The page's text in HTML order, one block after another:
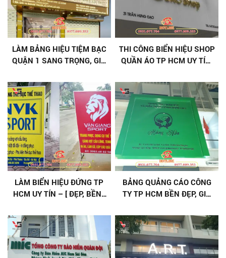
LÀM BẢNG HIỆU TIỆM BẠC
QUẬN 1 SANG TRỌNG, GIÁ
THI CÔNG BIỂN HIỆU SHOP
QUẦN ÁO TP HCM UY TÍN,
LÀM BIỂN HIỆU ĐỨNG TP
HCM UY TÍN – [ ĐẸP, BỀN ]
BẢNG QUẢNG CÁO CÔNG
TY TP HCM BỀN ĐẸP, GIÁ